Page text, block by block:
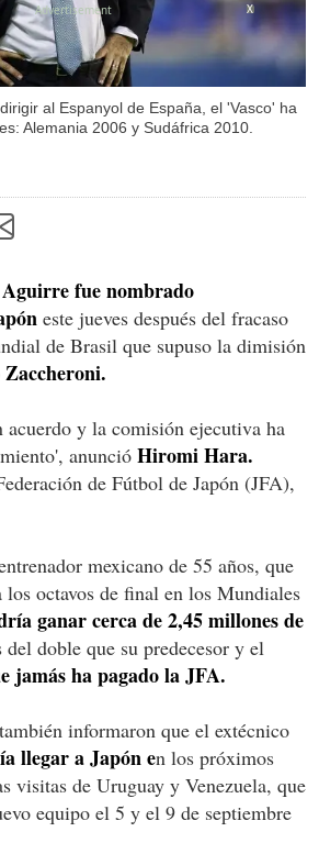
al Espanyol de España, el 'Vasco' ha
Alemania 2006 y Sudáfrica 2010.
X
fue nombrado
este jueves después del fracaso
de Brasil que supuso la dimisión
acuerdo y la comisión ejecutiva ha
anunció Hiromi Hara.
de Fútbol de Japón (JFA),
mexicano de 55 años, que
octavos de final en los Mundiales
ganar cerca de 2,45 millones de
del doble que su predecesor y el
jamás ha pagado la JFA.
informaron que el extécnico
llegar a Japón en los próximos
visitas de Uruguay y Venezuela, que
equipo el 5 y el 9 de septiembre